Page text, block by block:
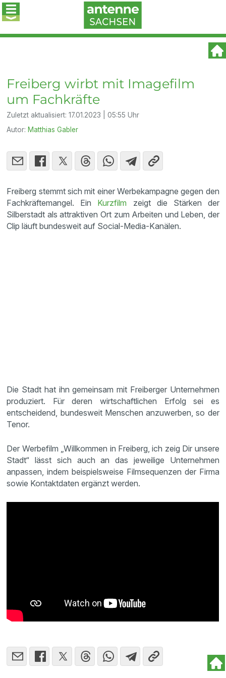
Freiberg wirbt mit Imagefilm
um Fachkräfte
Zuletzt aktualisiert:17.01.2023 | 05:55 Uhr
Autor: Matthias Gabler
Freiberg stemmt sich mit einer Werbekampagne gegen den
Fachkräftemangel. Ein Kurzfilm zeigt die Stärken der
Silberstadt als attraktiven Ort zum Arbeiten und Leben, der
Clip läuft bundesweit auf Social-Media-Kanälen.
Die Stadt hat ihn gemeinsam mit Freiberger Unternehmen
produziert. Für deren wirtschaftlichen Erfolg sei es
entscheidend, bundesweit Menschen anzuwerben, so der
Tenor.
Der Werbefilm „Willkommen in Freiberg, ich zeig Dir unsere
Stadt“ lässt sich auch an das jeweilige Unternehmen
anpassen, indem beispielsweise Filmsequenzen der Firma
sowie Kontaktdaten ergänzt werden.